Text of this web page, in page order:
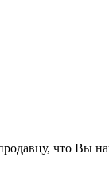
что Вы